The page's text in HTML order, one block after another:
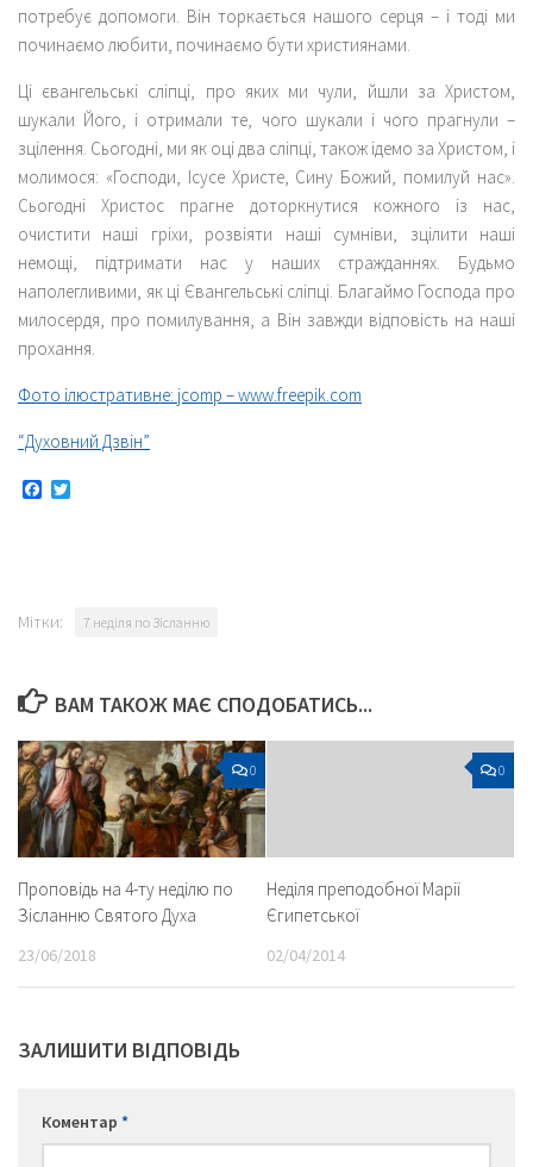
потребує допомоги. Він торкається нашого серця – і тоді ми
починаємо любити, починаємо бути християнами.
Ці євангельські сліпці, про яких ми чули, йшли за Христом,
шукали Його, і отримали те, чого шукали і чого прагнули –
зцілення. Сьогодні, ми як оці два сліпці, також ідемо за Христом, і
молимося: «Господи, Ісусе Христе, Сину Божий, помилуй нас».
Сьогодні Христос прагне доторкнутися кожного із нас,
очистити наші гріхи, розвіяти наші сумніви, зцілити наші
немощі, підтримати нас у наших стражданнях. Будьмо
наполегливими, як ці Євангельські сліпці. Благаймо Господа про
милосердя, про помилування, а Він завжди відповість на наші
прохання.
Фото ілюстративне: jcomp – www.freepik.com
“Духовний Дзвін”
Facebook
Мітки: 7 неділя по Зісланню
ВАМ ТАКОЖ МАЄ СПОДОБАТИСЬ...
0
Проповідь на 4-ту неділю по
Зісланню Святого Духа
23/06/2018
0
Неділя преподобної Марії
Єгипетської
02/04/2014
ЗАЛИШИТИ ВІДПОВІДЬ
Коментар *